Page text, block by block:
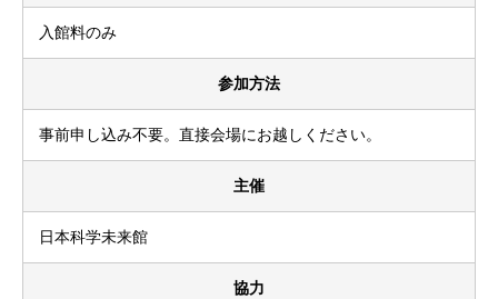
入館料のみ
参加方法
事前申し込み不要。直接会場にお越しください。
主催
日本科学未来館
協力